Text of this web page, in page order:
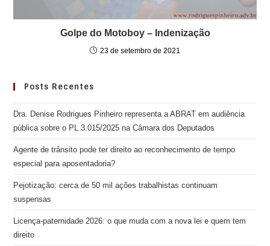
Golpe do Motoboy – Indenização
23 de setembro de 2021
Posts Recentes
Dra. Denise Rodrigues Pinheiro representa a ABRAT em audiência
pública sobre o PL 3.015/2025 na Câmara dos Deputados
Agente de trânsito pode ter direito ao reconhecimento de tempo
especial para aposentadoria?
Pejotização: cerca de 50 mil ações trabalhistas continuam
suspensas
Licença-paternidade 2026: o que muda com a nova lei e quem tem
direito